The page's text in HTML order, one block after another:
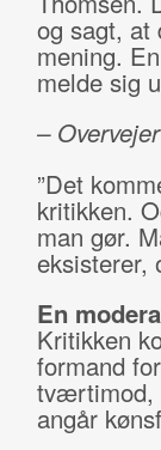
og sagt, at
mening.
melde sig
–
”Det
kritikken.
man gør.
eksisterer,
En
Kritikken
formand
tværtimod,
angår